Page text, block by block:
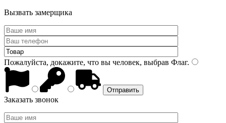
Вызвать замерщика
Пожалуйста, докажите, что вы человек, выбрав Флаг.
Заказать звонок